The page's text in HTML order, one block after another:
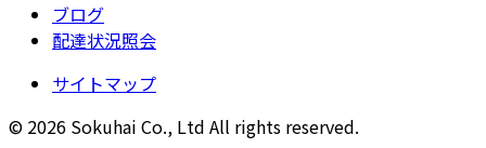
ブログ
配達状況照会
サイトマップ
© 2026 Sokuhai Co., Ltd All rights reserved.